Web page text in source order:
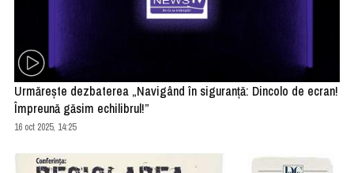
Urmărește dezbaterea „Navigând în siguranță: Dincolo de ecran!
Împreună găsim echilibrul!”
16 oct 2025, 14:25